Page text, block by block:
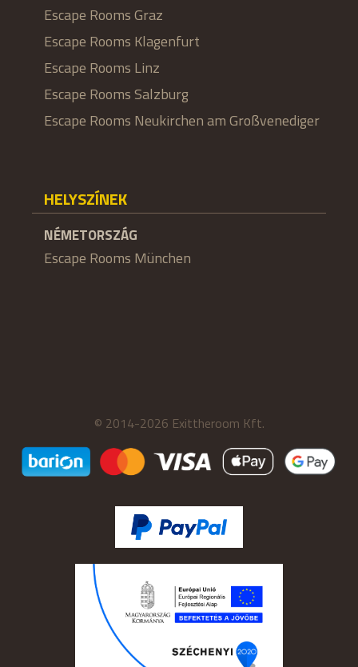
Escape Rooms Graz
Escape Rooms Klagenfurt
Escape Rooms Linz
Escape Rooms Salzburg
Escape Rooms Neukirchen am Großvenediger
HELYSZÍNEK
NÉMETORSZÁG
Escape Rooms München
© 2014-2026 Exittheroom Kft.